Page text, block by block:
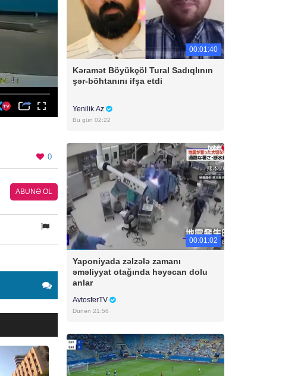
0
ABUNƏ OL
00:01:40
Kəramət Böyükçöl Tural Sadıqlının
şər-böhtanını ifşa etdi
Yenilik.Az
Bu gün 02:22
00:01:02
Yaponiyada zəlzələ zamanı
əməliyyat otağında həyəcan dolu
anlar
AvtosferTV
Dünən 21:56